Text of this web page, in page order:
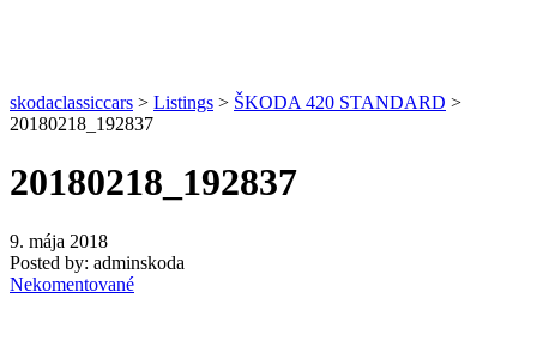
skodaclassiccars > Listings > ŠKODA 420 STANDARD >
20180218_192837
20180218_192837
9. mája 2018
Posted by: adminskoda
Nekomentované